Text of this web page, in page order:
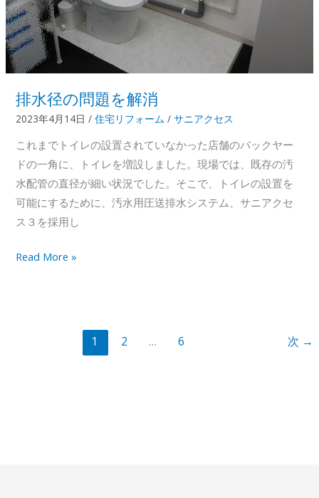
排水径の問題を解消
2023年4月14日/住宅リフォーム /サニアクセス
これまでトイレの設置されていなかった店舗のバックヤー
ドの一角に、トイレを増設しました。現場では、既存の汚
水配管の直径が細い状況でした。そこで、トイレの設置を
可能にするために、汚水用圧送排水システム、サニアクセ
ス３を採用し
排
Read More »
1 2 … 6 次 →